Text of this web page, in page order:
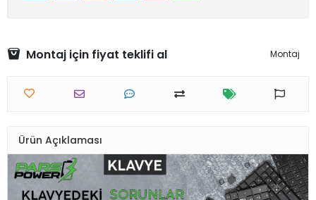
Montaj için fiyat teklifi al Montaj
Ürün Açıklaması